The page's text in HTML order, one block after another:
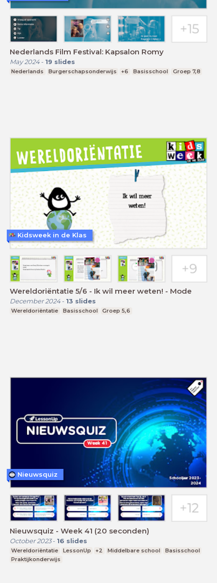
Nederlands Film Festival: Kapsalon Romy
May 2024- 19 slides
Nederlands Burgerschapsonderwijs +6 Basisschool Groep 7,8
Wereldoriëntatie 5/6 - Ik wil meer weten! - Mode
December 2024- 13 slides
Wereldoriëntatie Basisschool Groep 5,6
Kidsweek in de Klas
Nieuwsquiz - Week 41 (20 seconden)
October 2023- 16 slides
Wereldoriëntatie LessonUp +2 Middelbare school
Basisschool
Praktijkonderwijs
Nieuwsquiz